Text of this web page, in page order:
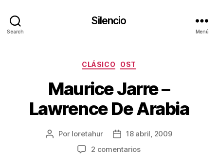
Search
Silencio
Menú
Categorías
CLÁSICO OST
Maurice Jarre –
Lawrence De Arabia
Autor
Por loretahur
Fecha18 abril, 2009
2 comentariosen